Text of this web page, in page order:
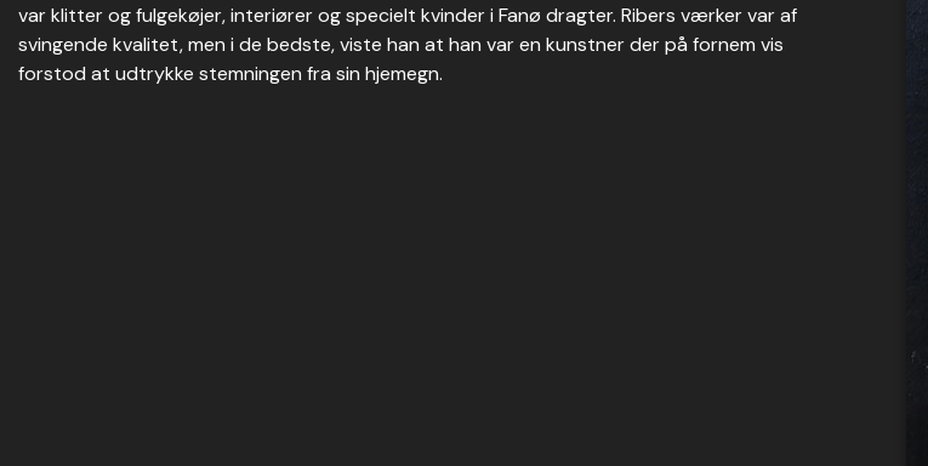
var klitter og fulgekøjer, interiører og specielt kvinder i Fanø dragter. Ribers værker var af
svingende kvalitet, men i de bedste, viste han at han var en kunstner der på fornem vis
forstod at udtrykke stemningen fra sin hjemegn.